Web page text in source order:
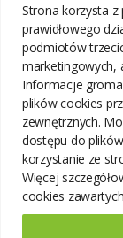
Strona korzysta z
prawidłowego
podmiotów
marketingowych,
Informacje
plików cookies
zewnętrznych.
dostępu do
korzystanie ze
Więcej
cookies